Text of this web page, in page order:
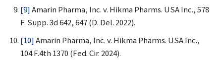
[9]Amarin Pharma, Inc. v. Hikma Pharms. USA Inc., 578
F. Supp. 3d 642, 647 (D. Del. 2022).
[10]Amarin Pharma, Inc. v. Hikma Pharms. USA Inc.,
104 F.4th 1370 (Fed. Cir. 2024).